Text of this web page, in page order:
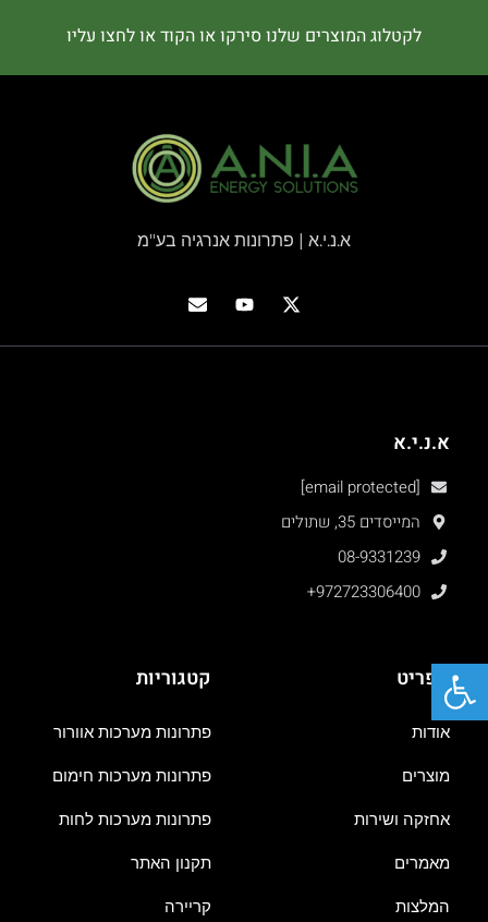
לקטלוג המוצרים שלנו סירקו או הקוד או לחצו עליו
א.נ.י.א | פתרונות אנרגיה בע"מ
א.נ.י.א
[email protected]
המייסדים 35, שתולים
08-9331239
+972723306400
תפריט
אודות
מוצרים
אחזקה ושירות
מאמרים
המלצות
קטגוריות
פתרונות מערכות אוורור
פתרונות מערכות חימום
פתרונות מערכות לחות
תקנון האתר
קריירה
פתח סרגל נגישות